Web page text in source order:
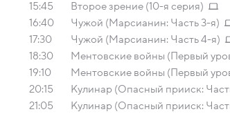
15:45
Второе зрение (10-я серия)
16:40
Чужой (Марсианин: Часть 3-я)
17:30
Чужой (Марсианин: Часть 4-я)
18:30
Ментовские войны (Первый
19:10
Ментовские войны (Первый
20:15
Кулинар (Опасный прииск:
21:05
Кулинар (Опасный прииск: